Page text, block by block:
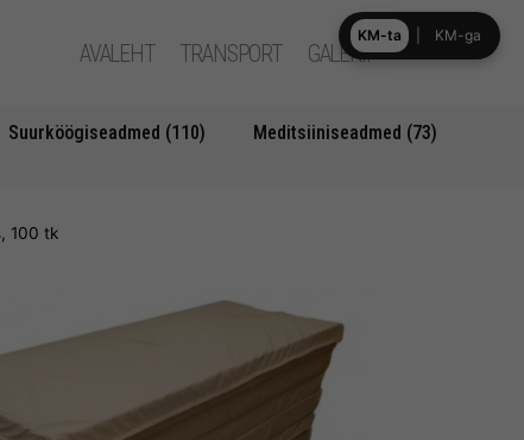
AVALEHT TRANSPORT GALERII
Suurköögiseadmed (110)
Meditsiiniseadmed (73)
100 tk
KM-ta KM-ga